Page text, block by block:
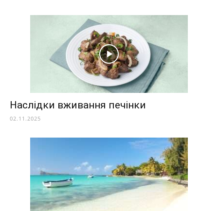
Наслідки вживання печінки
02.11.2025